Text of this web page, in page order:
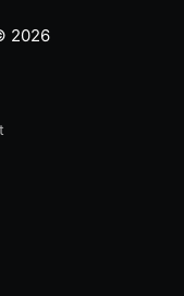
2026